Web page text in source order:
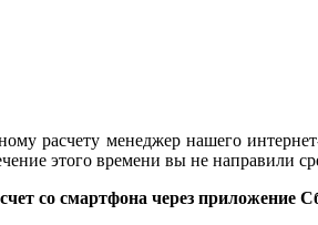
расчету менеджер нашего
этого времени вы не направили
со смартфона через приложение